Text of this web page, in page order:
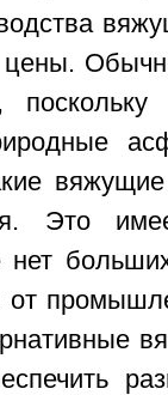
Это